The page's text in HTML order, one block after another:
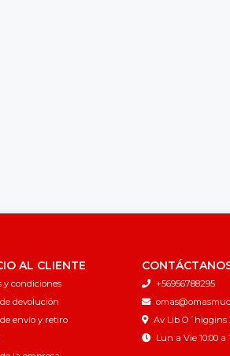
AL CLIENTE
y condiciones
devolución
envío y retiro
+56956788295
Av Lib O´higgins
Lun a Vie 10:00 a